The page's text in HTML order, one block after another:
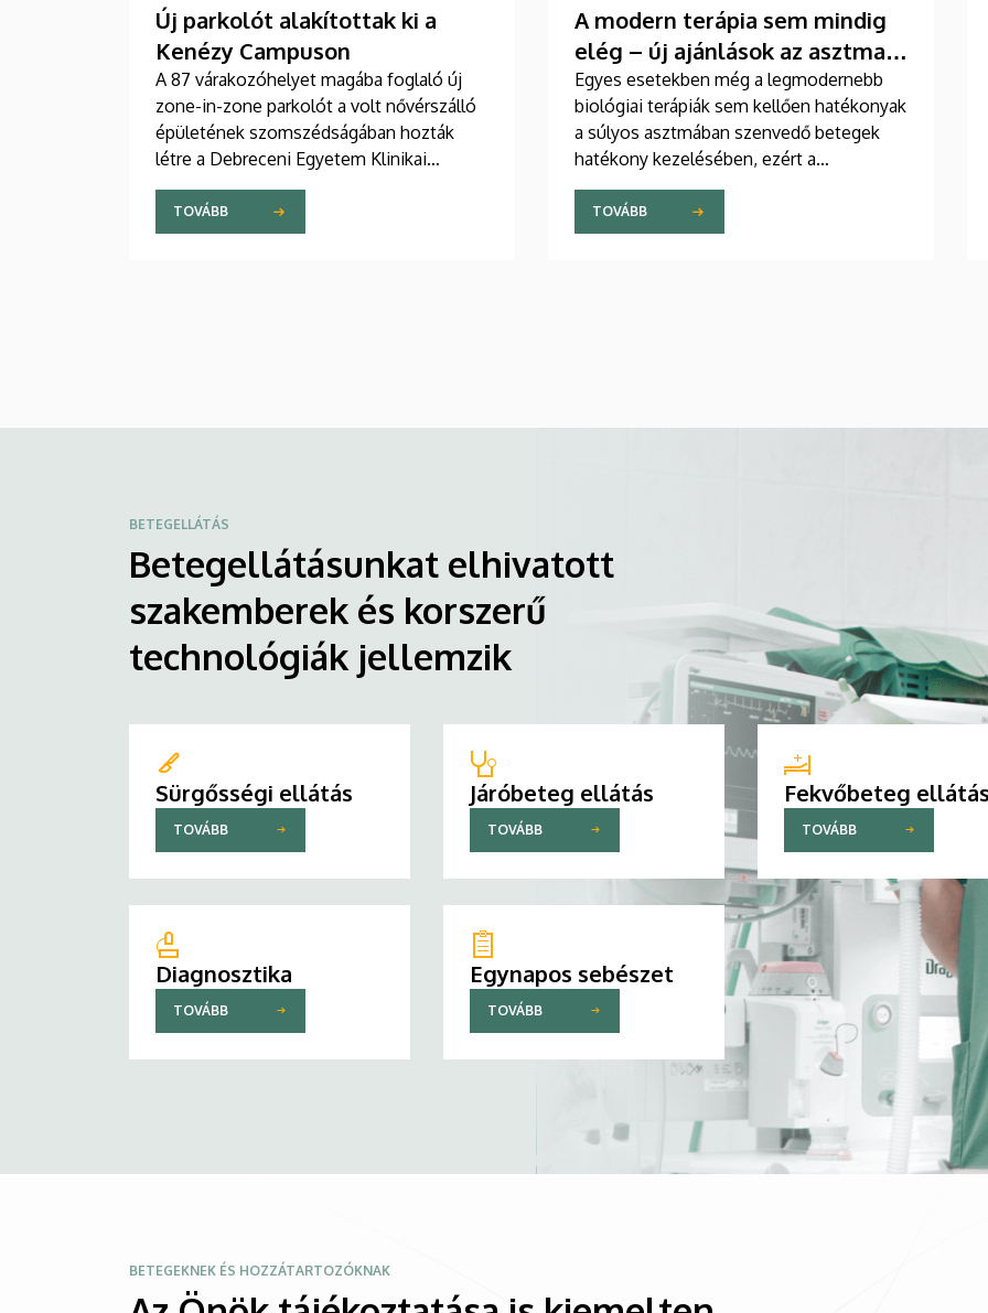
Új parkolót alakítottak ki a
Kenézy Campuson
A 87 várakozóhelyet magába foglaló új
zone-in-zone parkolót a volt nővérszálló
épületének szomszédságában hozták
létre a Debreceni Egyetem Klinikai
Központ Kenézy Gyula Campusán. Az új
területet várhatóan augusztusban nyitják
meg a járművek előtt.
TOVÁBB
A modern terápia sem mindig
elég – új ajánlások az asztma
kezelésében
Egyes esetekben még a legmodernebb
biológiai terápiák sem kellően hatékonyak
a súlyos asztmában szenvedő betegek
hatékony kezelésében, ezért a
szakemberek az új gyógyszerek
kifejlesztésére irányuló kutatások
felgyorsítását sürgetik. A témában a
TOVÁBB
BETEGELLÁTÁS
Betegellátásunkat elhivatott
szakemberek és korszerű
technológiák jellemzik
Sürgősségi ellátás
TOVÁBB
Járóbeteg ellátás
TOVÁBB
Fekvőbeteg
TOVÁBB
Diagnosztika
TOVÁBB
Egynapos sebészet
TOVÁBB
BETEGEKNEK ÉS HOZZÁTARTOZÓKNAK